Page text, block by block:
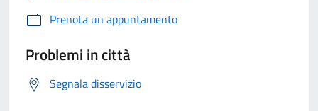
Prenota un appuntamento
Problemi in città
Segnala disservizio